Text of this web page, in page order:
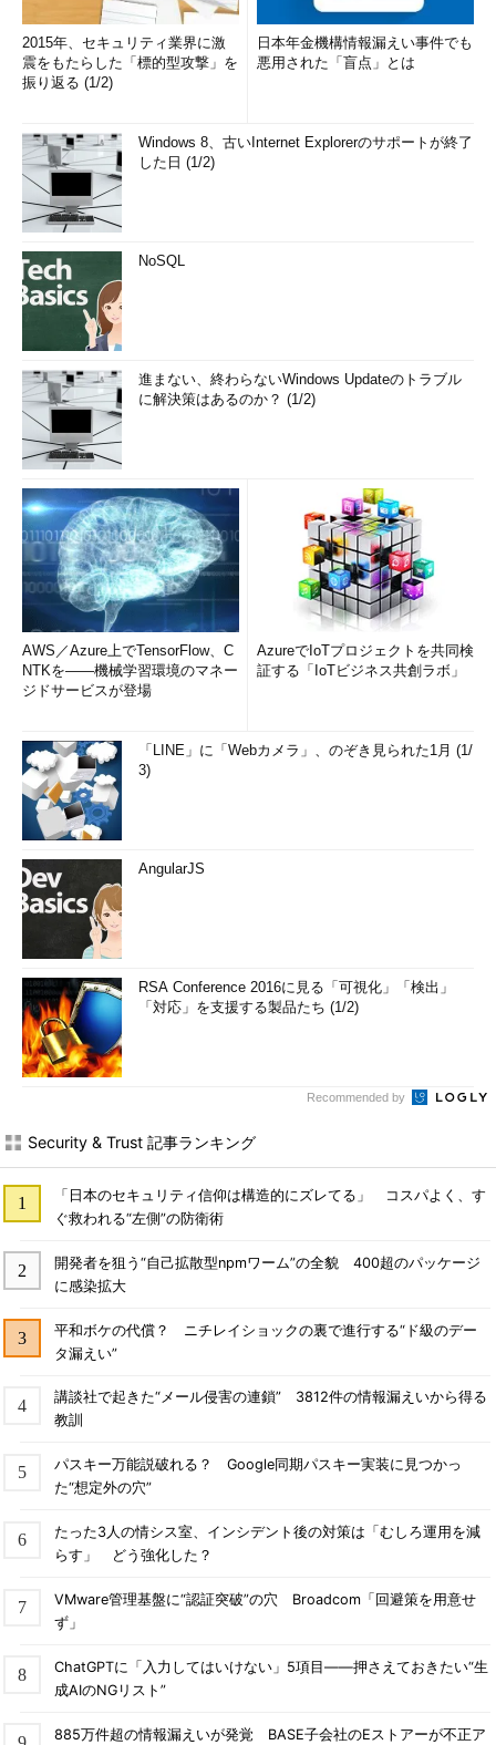
2015年、セキュリティ業界に激
震をもたらした「標的型攻撃」を
振り返る (1/2)
日本年金機構情報漏えい事件でも
悪用された「盲点」とは
Windows 8、古いInternet Explorerのサポートが終了
した日 (1/2)
NoSQL
進まない、終わらないWindows Updateのトラブル
に解決策はあるのか？ (1/2)
AWS／Azure上でTensorFlow、C
NTKを――機械学習環境のマネー
ジドサービスが登場
AzureでIoTプロジェクトを共同検
証する「IoTビジネス共創ラボ」
「LINE」に「Webカメラ」、のぞき見られた1月 (1/
3)
AngularJS
RSA Conference 2016に見る「可視化」「検出」
「対応」を支援する製品たち (1/2)
Recommended by
Security & Trust 記事ランキング
「日本のセキュリティ信仰は構造的にズレてる」 コスパよく、す
ぐ救われる“左側”の防衛術
開発者を狙う“自己拡散型npmワーム”の全貌 400超のパッケージ
に感染拡大
平和ボケの代償？ ニチレイショックの裏で進行する“ド級のデー
タ漏えい”
講談社で起きた“メール侵害の連鎖” 3812件の情報漏えいから得る
教訓
パスキー万能説破れる？ Google同期パスキー実装に見つかっ
た“想定外の穴”
たった3人の情シス室、インシデント後の対策は「むしろ運用を減
らす」 どう強化した？
VMware管理基盤に“認証突破”の穴 Broadcom「回避策を用意せ
ず」
ChatGPTに「入力してはいけない」5項目――押さえておきたい“生
成AIのNGリスト”
885万件超の情報漏えいが発覚 BASE子会社のEストアーが不正ア